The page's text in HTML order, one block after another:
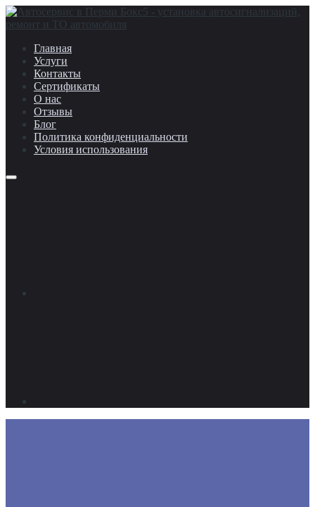
Главная
Услуги
Контакты
Сертификаты
О нас
Отзывы
Блог
Политика конфиденциальности
Условия использования